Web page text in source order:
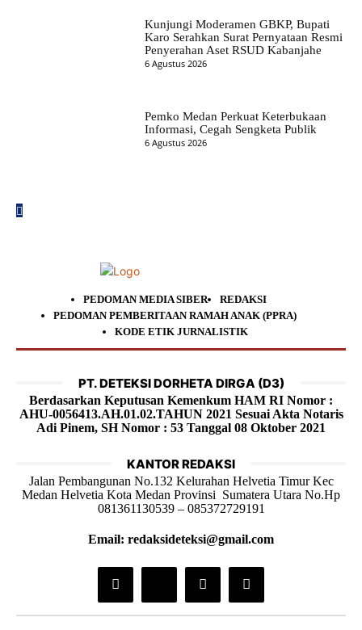
Kunjungi Moderamen GBKP, Bupati
Karo Serahkan Surat Pernyataan Resmi
Penyerahan Aset RSUD Kabanjahe
6 Agustus 2026
Pemko Medan Perkuat Keterbukaan
Informasi, Cegah Sengketa Publik
6 Agustus 2026
PEDOMAN MEDIA SIBER
REDAKSI
PEDOMAN PEMBERITAAN RAMAH ANAK (PPRA)
KODE ETIK JURNALISTIK
PT. DETEKSI DORHETA DIRGA (D3)
Berdasarkan Keputusan Kemenkum HAM RI Nomor :
AHU-0056413.AH.01.02.TAHUN 2021 Sesuai Akta Notaris
Adi Pinem, SH Nomor : 53 Tanggal 08 Oktober 2021
KANTOR REDAKSI
Jalan Pembangunan No.132 Kelurahan Helvetia Timur Kec
Medan Helvetia Kota Medan Provinsi Sumatera Utara No.Hp
081361130539 – 085372729191
Email: redaksideteksi@gmail.com